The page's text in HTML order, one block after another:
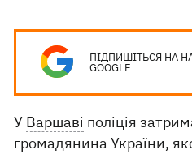
ПІДПИШІТЬСЯ НА
GOOGLE
У Варшаві поліція
громадянина України,